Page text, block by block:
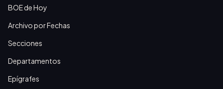
BOE de Hoy
Archivo por Fechas
Secciones
Departamentos
Epígrafes